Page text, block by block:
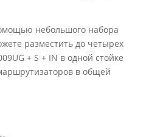
небольшого набора
разместить до четырех
+ S + IN в одной стойке
в общей